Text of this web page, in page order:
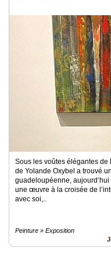
Sous les voûtes élégantes de
de Yolande Oxybel a trouvé
guadeloupéenne,
une œuvre à la croisée de
avec soi,..
Peinture » Exposition